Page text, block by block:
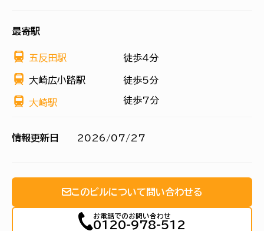
最寄駅
五反田駅 徒歩4分
大崎広小路駅 徒歩5分
大崎駅 徒歩7分
情報更新日 2026/07/27
このビルについて問い合わせる
お電話でのお問い合わせ
0120-978-512